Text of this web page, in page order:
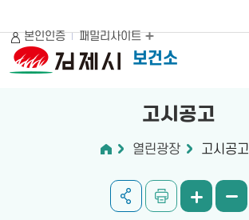
보건소
본인인증 패밀리사이트
고시공고
열린광장 고시공고